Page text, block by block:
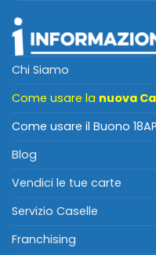
Chi Siamo
Come usare la nuova
Come usare il Buono
Blog
Vendici le tue carte
Servizio Caselle
Franchising